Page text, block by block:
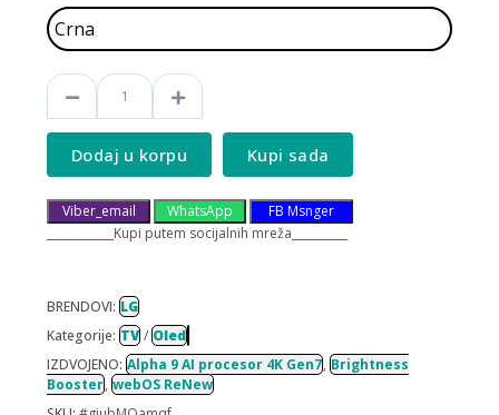
Dodaj u korpu Kupi sada
Viber_email WhatsApp
FB Msnger
____________Kupi putem socijalnih mreža__________
BRENDOVI: LG
Kategorije: TV / Oled
IZDVOJENO: Alpha 9 AI procesor 4K Gen7, Brightness
Booster, webOS ReNew